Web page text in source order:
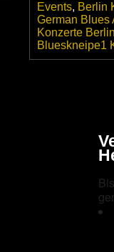
Events, Berlin
German Blues
Konzerte Berlin
Blueskneipe1